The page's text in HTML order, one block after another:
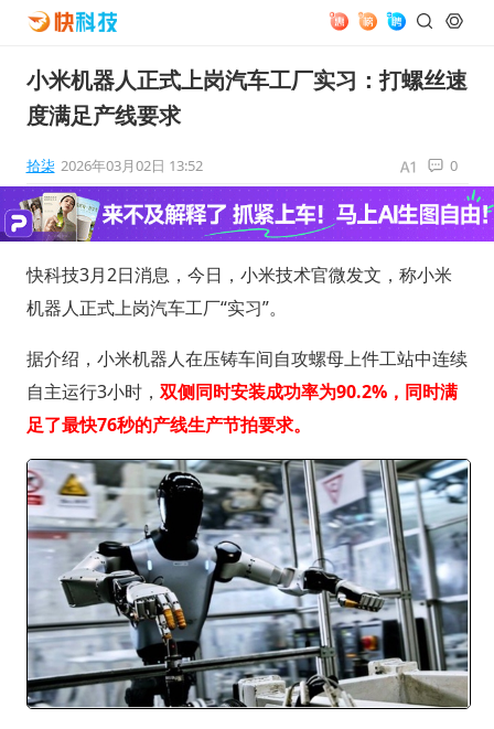
小米机器人正式上岗汽车工厂实习：打螺丝速
度满足产线要求
拾柒 2026年03月02日 13:52 0
快科技3月2日消息，今日，小米技术官微发文，称小米
机器人正式上岗汽车工厂“实习”。
据介绍，小米机器人在压铸车间自攻螺母上件工站中连续
自主运行3小时， 双侧同时安装成功率为90.2%，同时满
足了最快76秒的产线生产节拍要求。